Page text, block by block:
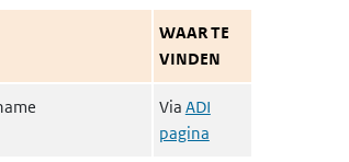
WAAR TE
VINDEN
Via ADI
pagina